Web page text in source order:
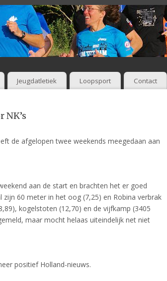
Jeugdatletiek Loopsport Contact
de afgelopen twee weekends meegedaan aan
aan de start en brachten het er goed
60 meter in het oog (7,25) en Robina verbrak
kogelstoten (12,70) en de vijfkamp (3405
maar mocht helaas uiteindelijk net niet
positief Holland-nieuws.